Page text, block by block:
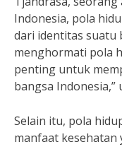
Indonesia, pola
dari identitas suatu
menghormati pola
penting untuk
bangsa Indonesia,”
Selain itu, pola
manfaat kesehatan